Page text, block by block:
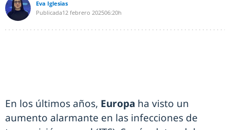
Eva Iglesias
Publicada12 febrero 202506:20h
En los últimos años, Europa ha visto un
aumento alarmante en las infecciones de